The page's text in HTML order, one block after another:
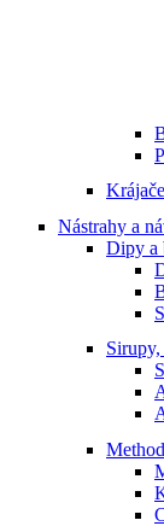
Krájače
Nástrahy a
Dipy a